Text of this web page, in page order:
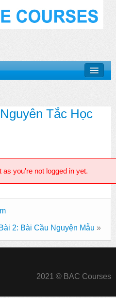
Kinh Thánh”
Hội Thánh”
Tắc Học
as you're not logged in yet.
Bài 2: Bài Cầu Nguyện Mẫu »
2021 © BAC Courses